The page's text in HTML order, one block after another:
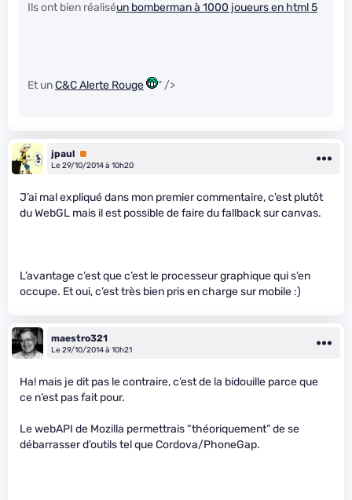
Ils ont bien réaliséun bomberman à 1000 joueurs en html 5
Et unC&C Alerte Rouge " />
jpaul Premium
Le 29/10/2014 à 10h20
J’ai mal expliqué dans mon premier commentaire, c’est plutôt
du WebGL mais il est possible de faire du fallback sur canvas.
L’avantage c’est que c’est le processeur graphique qui s’en
occupe. Et oui, c’est très bien pris en charge sur mobile :)
maestro321
Le 29/10/2014 à 10h21
Ha! mais je dit pas le contraire, c’est de la bidouille parce que
ce n’est pas fait pour.
Le webAPI de Mozilla permettrais “théoriquement” de se
débarrasser d’outils tel que Cordova/PhoneGap.